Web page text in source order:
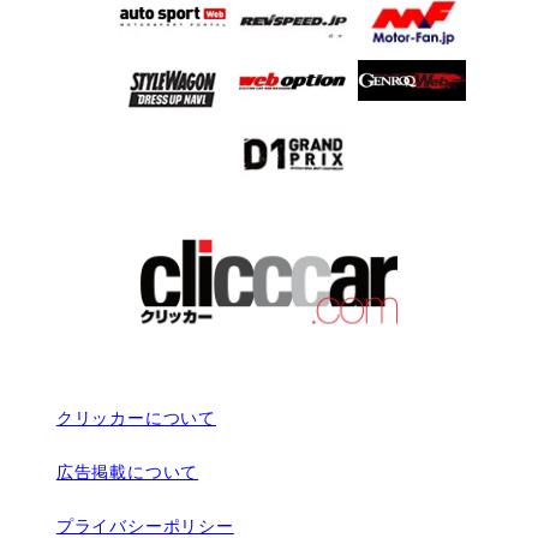
クリッカーについて
広告掲載について
プライバシーポリシー